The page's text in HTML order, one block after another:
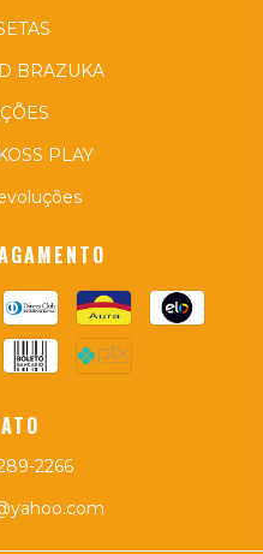
BRAZUKA
PLAY
2266